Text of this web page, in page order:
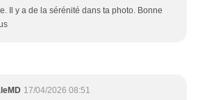
Il y a de la sérénité dans ta photo. Bonne
17/04/2026 08:51